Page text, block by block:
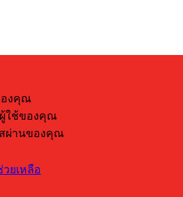
องคุณ
ใช้ของคุณ
ผ่านของคุณ
ยเหลือ